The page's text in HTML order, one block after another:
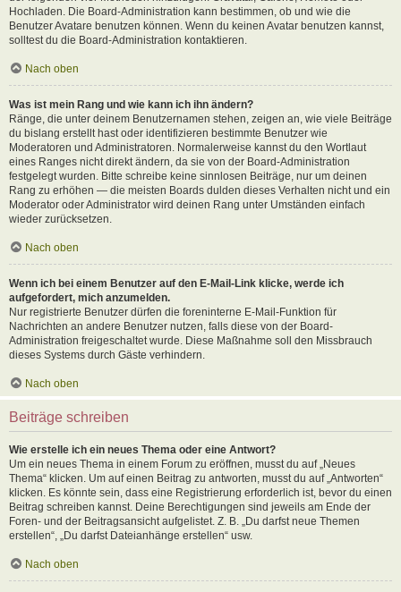
Hochladen. Die Board-Administration kann bestimmen, ob und wie die
Benutzer Avatare benutzen können. Wenn du keinen Avatar benutzen kannst,
solltest du die Board-Administration kontaktieren.
Nach oben
Was ist mein Rang und wie kann ich ihn ändern?
Ränge, die unter deinem Benutzernamen stehen, zeigen an, wie viele Beiträge
du bislang erstellt hast oder identifizieren bestimmte Benutzer wie
Moderatoren und Administratoren. Normalerweise kannst du den Wortlaut
eines Ranges nicht direkt ändern, da sie von der Board-Administration
festgelegt wurden. Bitte schreibe keine sinnlosen Beiträge, nur um deinen
Rang zu erhöhen — die meisten Boards dulden dieses Verhalten nicht und ein
Moderator oder Administrator wird deinen Rang unter Umständen einfach
wieder zurücksetzen.
Nach oben
Wenn ich bei einem Benutzer auf den E-Mail-Link klicke, werde ich
aufgefordert, mich anzumelden.
Nur registrierte Benutzer dürfen die foreninterne E-Mail-Funktion für
Nachrichten an andere Benutzer nutzen, falls diese von der Board-
Administration freigeschaltet wurde. Diese Maßnahme soll den Missbrauch
dieses Systems durch Gäste verhindern.
Nach oben
Beiträge schreiben
Wie erstelle ich ein neues Thema oder eine Antwort?
Um ein neues Thema in einem Forum zu eröffnen, musst du auf „Neues
Thema“ klicken. Um auf einen Beitrag zu antworten, musst du auf „Antworten“
klicken. Es könnte sein, dass eine Registrierung erforderlich ist, bevor du einen
Beitrag schreiben kannst. Deine Berechtigungen sind jeweils am Ende der
Foren- und der Beitragsansicht aufgelistet. Z. B. „Du darfst neue Themen
erstellen“, „Du darfst Dateianhänge erstellen“ usw.
Nach oben